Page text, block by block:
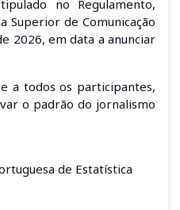
no Regulamento,
Superior de Comunicação
2026, em data a anunciar
a todos os participantes,
o padrão do jornalismo
de Estatística